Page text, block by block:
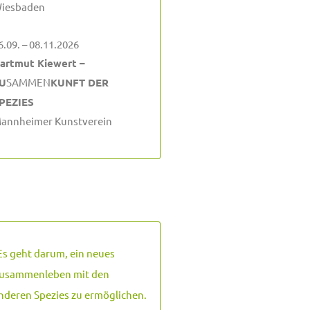
– 08.11.2026
Kiewert –
SAMMENKUNFT DER
Kunstverein
geht darum, ein neues
mit den
Spezies zu ermöglichen.